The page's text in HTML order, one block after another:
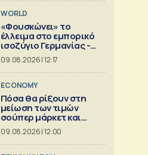
WORLD
«Φουσκώνει» το
έλλειμα στο εμπορικό
ισοζύγιο Γερμανίας -
Κίνας
09.08.2026 | 12:17
ECONOMY
Πόσα θα ρίξουν στη
μείωση των τιμών
σούπερ μάρκετ και
βιομηχανία
09.08.2026 | 12:00